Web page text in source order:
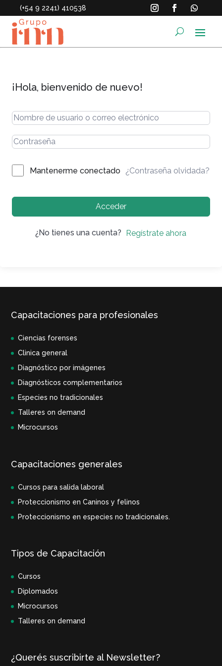
(+54 9 2241) 410538
¡Hola, bienvenido de nuevo!
Mantenerme conectado ¿Contraseña olvidada?
Acceder
¿No tienes una cuenta? Regístrate ahora
Capacitaciones para profesionales
Ciencias forenses
Clinica general
Diagnóstico por imágenes
Diagnósticos complementarios
Especies no tradicionales
Talleres on demand
Microcursos
Capacitaciones generales
Cursos para salida laboral
Proteccionismo en Caninos y felinos
Proteccionismo en especies no tradicionales.
Tipos de Capacitación
Cursos
Diplomados
Microcursos
Talleres on demand
¿Querés suscribirte al Newsletter?